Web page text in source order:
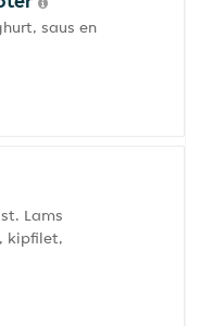
saus en
Lams
kipfilet,